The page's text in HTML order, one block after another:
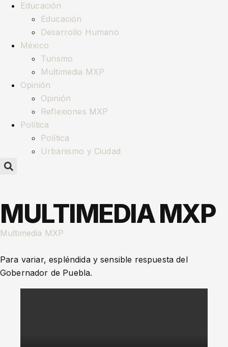
Educación
Educación
Desarrollo Humano
México
Turismo
Multimedia MXP
Opinión
Opinión
Reflexiones MXP
Política
Política
Urbanismo y Ciudad
MULTIMEDIA MXP
Multimedia MXP
Para variar, espléndida y sensible respuesta del
Gobernador de Puebla.